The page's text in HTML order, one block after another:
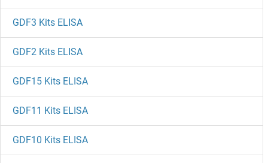
GDF3 Kits ELISA
GDF2 Kits ELISA
GDF15 Kits ELISA
GDF11 Kits ELISA
GDF10 Kits ELISA